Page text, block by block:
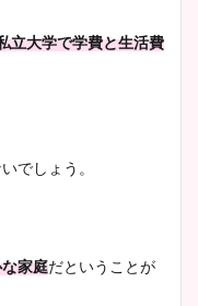
立大学で学費と生活費
でしょう。
家庭だということが